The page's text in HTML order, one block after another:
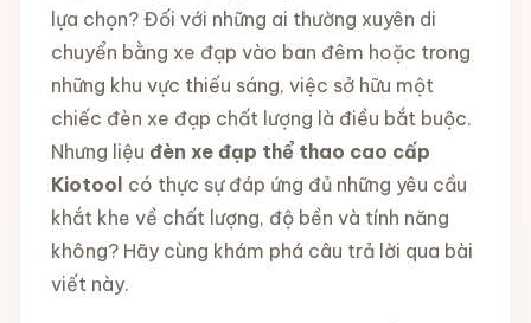
lựa chọn? Đối với những ai thường xuyên di
chuyển bằng xe đạp vào ban đêm hoặc trong
những khu vực thiếu sáng, việc sở hữu một
chiếc đèn xe đạp chất lượng là điều bắt buộc.
Nhưng liệu đèn xe đạp thể thao cao cấp
Kiotool có thực sự đáp ứng đủ những yêu cầu
khắt khe về chất lượng, độ bền và tính năng
không? Hãy cùng khám phá câu trả lời qua bài
viết này.